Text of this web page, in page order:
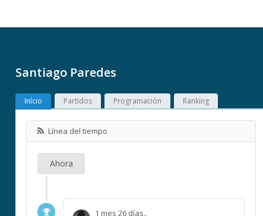
Santiago Paredes
Início Partidos Programación Ranking
Línea del tiempo
Ahora
1 mes 26 días..